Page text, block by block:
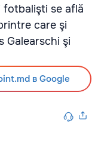
fotbalişti se află
care şi
Galearschi şi
в Google